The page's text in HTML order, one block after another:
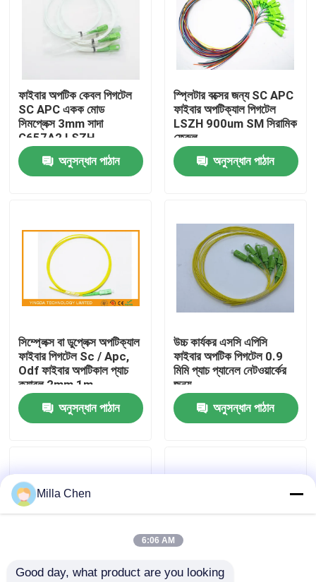
বাড়ি
আমাদের সম্পর্কে
কারখানা ভ্রমণ
মান নিয়ন্ত্রণ
যোগাযোগ করুন
মামলা
ফাইবার অপটিক অবসান বক্স
ফাইবার অপটিক কেবল পিগটেল
SC APC একক মোড
সিমপ্লেক্স 3mm সাদা
G657A2 LSZH
অনুসন্ধান পাঠান
স্প্লিটার বক্সের জন্য SC APC
ফাইবার অপটিক্যাল পিগটেল
LSZH 900um SM সিরামিক
ফেরুল
অনুসন্ধান পাঠান
সিম্প্লেক্স বা ডুপ্লেক্স অপটিক্যাল
ফাইবার পিগটেল Sc / Apc,
Odf ফাইবার অপটিকাল প্যাচ
ক্যাবল 2mm 1m
অনুসন্ধান পাঠান
উচ্চ কার্যকর এসসি এপিসি
ফাইবার অপটিক পিগটেল 0.9
মিমি প্যাচ প্যানেল নেটওয়ার্কের
জন্য
অনুসন্ধান পাঠান
Milla Chen
6:06 AM
Good day, what product are you looking